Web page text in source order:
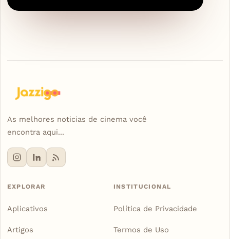
As melhores noticias de cinema você
encontra aqui...
EXPLORAR
Aplicativos
Artigos
INSTITUCIONAL
Política de Privacidade
Termos de Uso